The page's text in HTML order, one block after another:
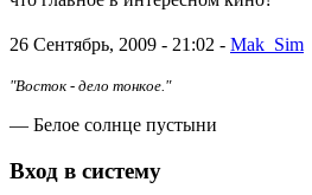
26 Сентябрь, 2009 - 21:02 - Mak_Sim
"Восток - дело тонкое."
— Белое солнце пустыни
Вход в систему